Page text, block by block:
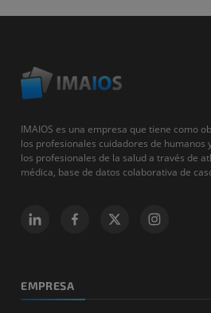
IMAIOS es una empresa que tiene como
los profesionales cuidadores de humanos
los profesionales de la salud a través de
médica, base de datos colaborativa de
EMPRESA